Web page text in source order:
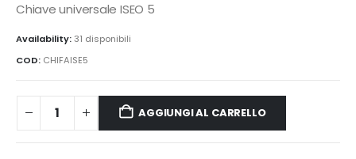
Chiave universale ISEO 5
Availability:31 disponibili
COD: CHIFAISE5
AGGIUNGI AL CARRELLO